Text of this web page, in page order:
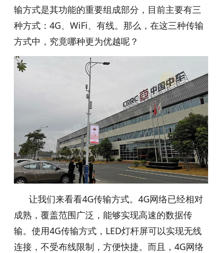
输方式是其功能的重要组成部分，目前主要有三
种方式：4G、WiFi、有线。那么，在这三种传输
方式中，究竟哪种更为优越呢？
让我们来看看4G传输方式。4G网络已经相对
成熟，覆盖范围广泛，能够实现高速的数据传
输。使用4G传输方式，LED灯杆屏可以实现无线
连接，不受布线限制，方便快捷。而且，4G网络